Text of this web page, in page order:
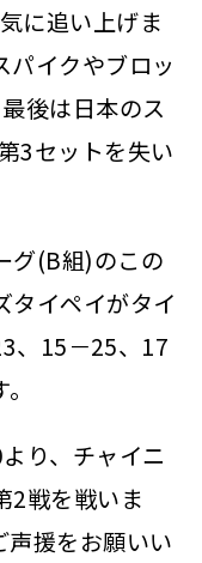
に追い上げま
パイクやブロッ
後は日本のス
3セットを失い
グ(B組)のこの
タイペイがタイ
、15－25、17
り、チャイニ
2戦を戦いま
声援をお願いい